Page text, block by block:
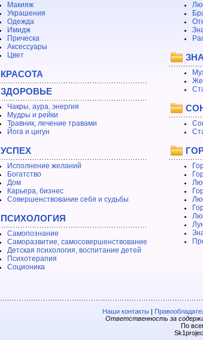
Макияж
Украшения
Одежда
Имидж
Прическа
Аксессуары
Цвет
КРАСОТА
ЗДОРОВЬЕ
Чакры, аура, энергия
Мудры и рейки
Травник, лечение травами
Йога и цигун
УСПЕХ
Исполнение желаний
Богатство
Дом
Карьера, бизнес
Совершенствование себя и судьбы
ПСИХОЛОГИЯ
Самопознание
Саморазвитие, самосовершенствование
Детская психология, воспитание детей
Психотерапия
Соционика
Наши контакты|
Ответственность за
По